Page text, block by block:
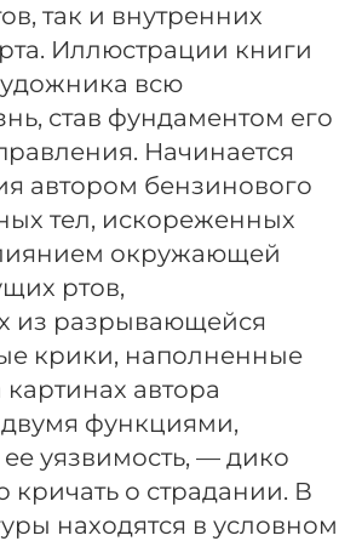
так и внутренних
Иллюстрации книги
всю
став фундаментом его
Начинается
автором бензинового
тел, искореженных
окружающей
ртов,
из разрывающейся
крики, наполненные
автора
функциями,
уязвимость, — дико
кричать о страдании. В
находятся в условном